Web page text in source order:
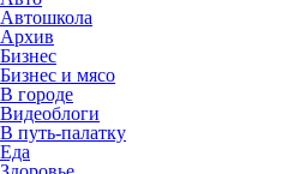
Автошкола
Архив
Бизнес
Бизнес и мясо
В городе
Видеоблоги
В путь-палатку
Еда